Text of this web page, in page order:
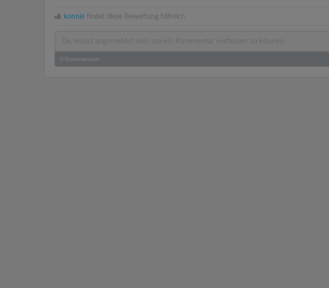
konnie findet diese Bewertung hilfreich.
0 Kommentare